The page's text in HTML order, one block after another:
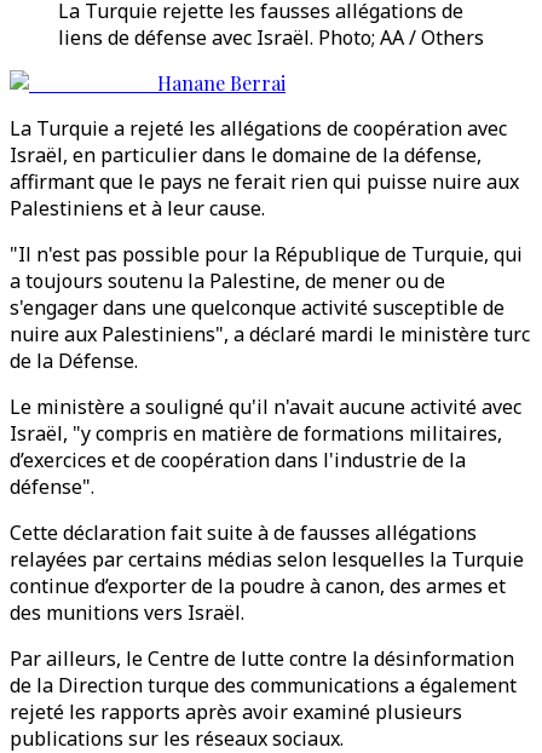
La Turquie rejette les fausses allégations de
liens de défense avec Israël. Photo; AA / Others
Hanane Berrai
La Turquie a rejeté les allégations de coopération avec
Israël, en particulier dans le domaine de la défense,
affirmant que le pays ne ferait rien qui puisse nuire aux
Palestiniens et à leur cause.
"Il n'est pas possible pour la République de Turquie, qui
a toujours soutenu la Palestine, de mener ou de
s'engager dans une quelconque activité susceptible de
nuire aux Palestiniens", a déclaré mardi le ministère turc
de la Défense.
Le ministère a souligné qu'il n'avait aucune activité avec
Israël, "y compris en matière de formations militaires,
d’exercices et de coopération dans l'industrie de la
défense".
Cette déclaration fait suite à de fausses allégations
relayées par certains médias selon lesquelles la Turquie
continue d’exporter de la poudre à canon, des armes et
des munitions vers Israël.
Par ailleurs, le Centre de lutte contre la désinformation
de la Direction turque des communications a également
rejeté les rapports après avoir examiné plusieurs
publications sur les réseaux sociaux.